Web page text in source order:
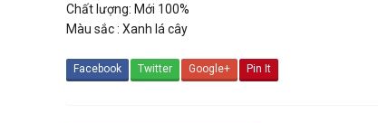
Chất lượng: Mới 100%
Màu sắc : Xanh lá cây
Facebook Twitter Google+ Pin It